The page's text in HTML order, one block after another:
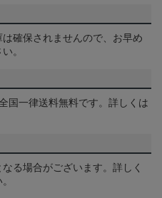
確保されませんので、お早め
。
国一律送料無料です。詳しくは
る場合がございます。詳しく